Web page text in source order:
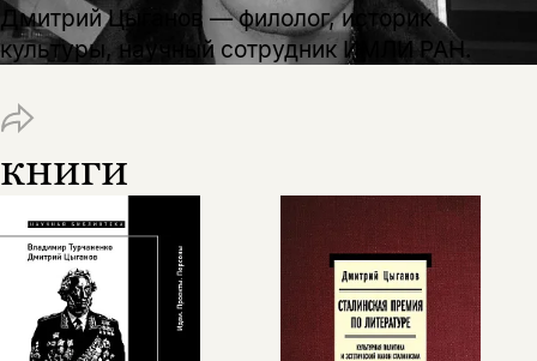
Дмитрий Цыганов — филолог, историк
культуры, научный сотрудник ИМЛИ РАН.
книги